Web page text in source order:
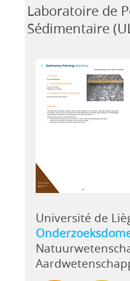
Laboratoire de
Sédimentaire
Université de